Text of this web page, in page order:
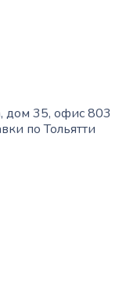
дом 35, офис 803
по Тольятти